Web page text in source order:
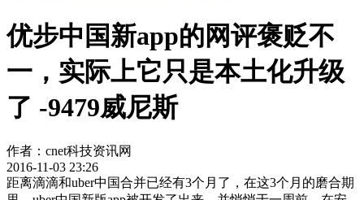
优步中国新app的网评褒贬不
一，实际上它只是本土化升级
了 -9479威尼斯
作者： cnet科技资讯网
2016-11-03 23:26
距离滴滴和uber中国合并已经有3个月了，在这3个月的磨合期